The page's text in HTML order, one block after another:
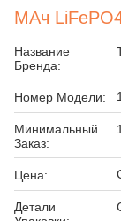
МАч
Название
Бренда:
Номер Модели:
Минимальный
Заказ:
Цена:
Детали